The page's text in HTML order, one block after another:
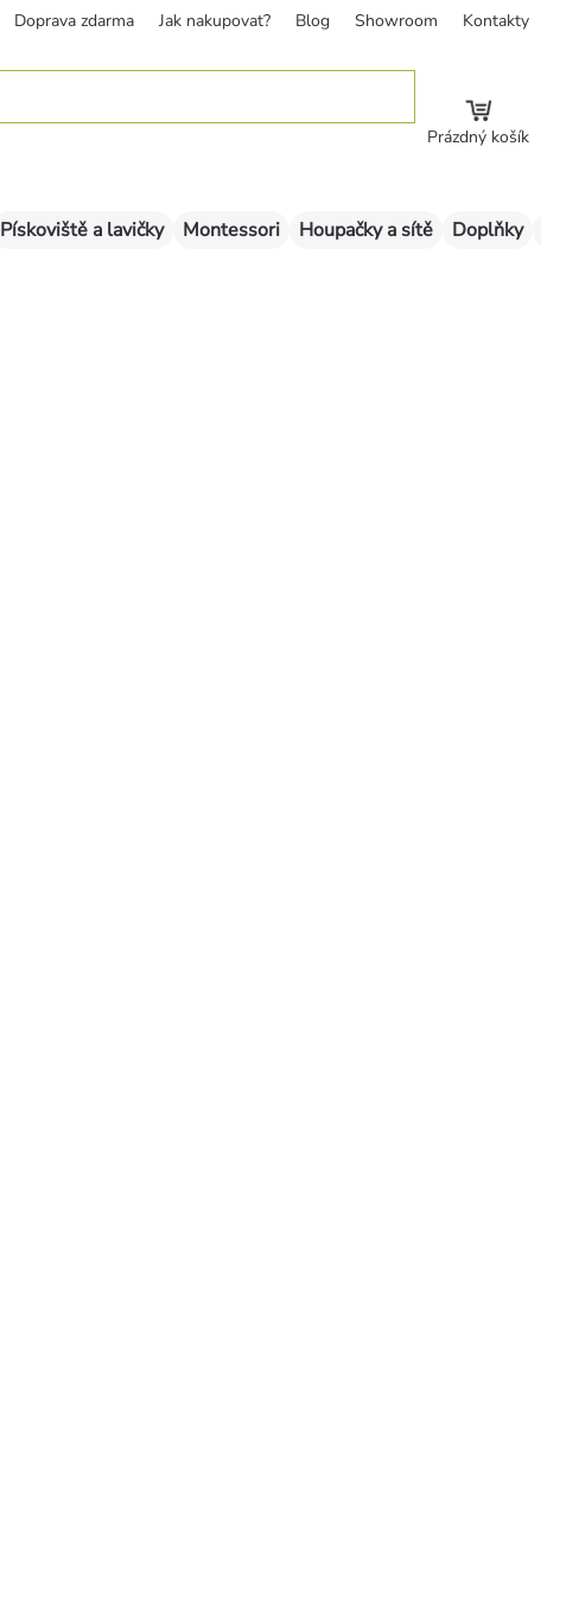
Doprava zdarma Jak nakupovat? Blog Showroom Kontakty
Prázdný košík
Pískoviště a lavičky Montessori Houpačky a sítě Doplňky